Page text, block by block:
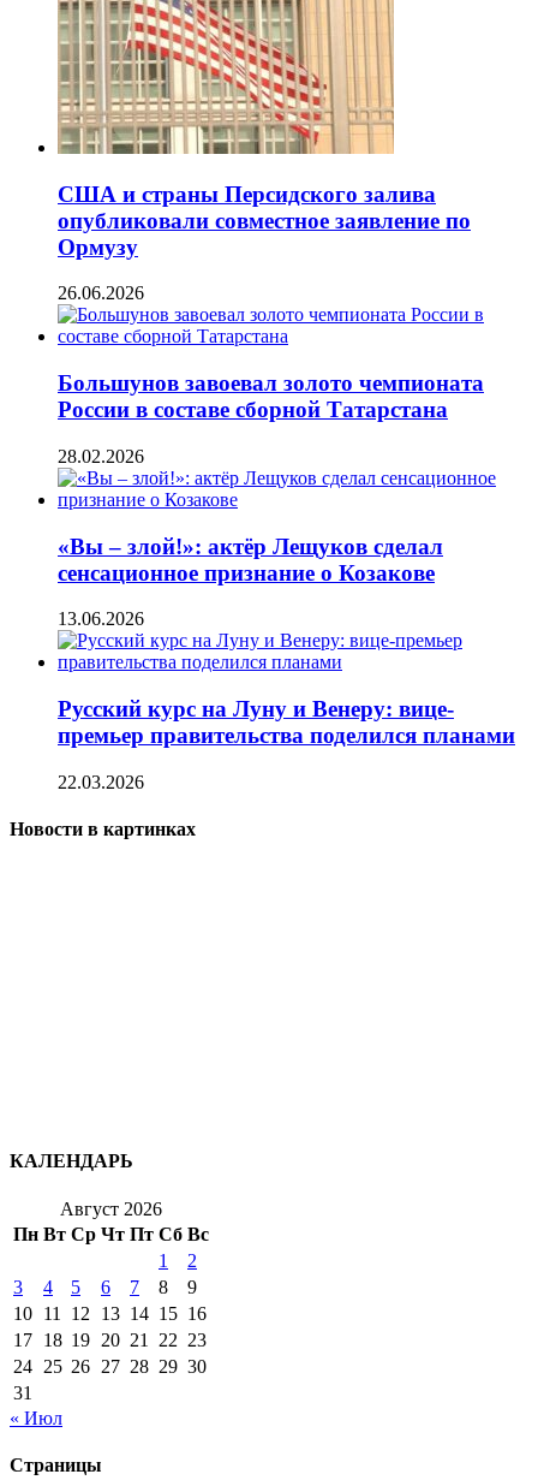
США и страны Персидского залива
опубликовали совместное заявление по
Ормузу
26.06.2026
Большунов завоевал золото чемпионата
России в составе сборной Татарстана
28.02.2026
«Вы – злой!»: актёр Лещуков сделал
сенсационное признание о Козакове
13.06.2026
Русский курс на Луну и Венеру: вице-
премьер правительства поделился планами
22.03.2026
Новости в картинках
КАЛЕНДАРЬ
Август 2026
Пн Вт Ср Чт Пт Сб Вс
1
2
3
4 5 6 7 8
9
10 11 12 13 14 15 16
17 18 19 20 21 22 23
24 25 26 27 28 29 30
31
« Июл
Страницы